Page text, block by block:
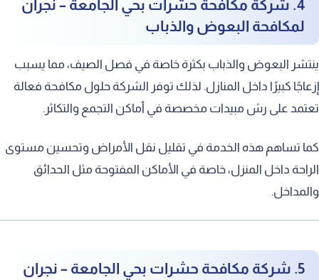
4. شركة مكافحة حشرات بحي الجامعة – نجران
لمكافحة البعوض والذباب
ينتشر البعوض والذباب بكثرة خاصة في فصل الصيف، مما يسبب
إزعاجًا كبيرًا داخل المنازل. لذلك توفر الشركة حلول مكافحة فعالة
تعتمد على رش مبيدات مخصصة في أماكن التجمع والتكاثر.
كما تساهم هذه الخدمة في تقليل نقل الأمراض وتحسين مستوى
الراحة داخل المنزل، خاصة في الأماكن المفتوحة مثل الحدائق
والمداخل.
5. شركة مكافحة حشرات بحي الجامعة – نجران